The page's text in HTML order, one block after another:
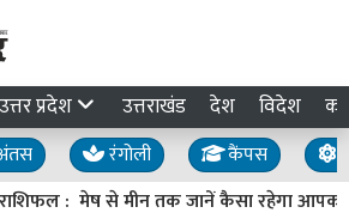
उत्तर प्रदेश उत्तराखंड देश विदेश
रंगोली कैंपस
: मेष से मीन तक जानें कैसा रहेगा आपका